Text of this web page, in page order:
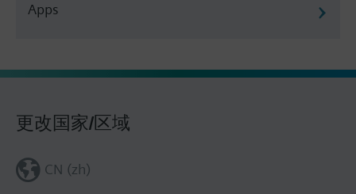
Apps
更改国家/区域
CN (zh)